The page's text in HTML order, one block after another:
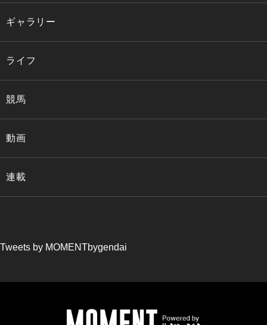
ギャラリー
ライフ
競馬
動画
連載
Tweets by MOMENTbygendai